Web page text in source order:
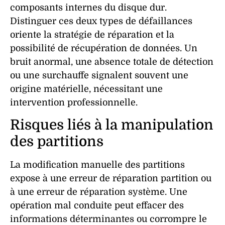
composants internes du disque dur.
Distinguer ces deux types de défaillances
oriente la stratégie de réparation et la
possibilité de récupération de données. Un
bruit anormal, une absence totale de détection
ou une surchauffe signalent souvent une
origine matérielle, nécessitant une
intervention professionnelle.
Risques liés à la manipulation
des partitions
La modification manuelle des partitions
expose à une erreur de réparation partition ou
à une erreur de réparation système. Une
opération mal conduite peut effacer des
informations déterminantes ou corrompre le